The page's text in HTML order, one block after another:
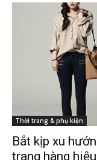
Thời trang & phụ kiện
Bắt kịp xu
trang hàng hiệu